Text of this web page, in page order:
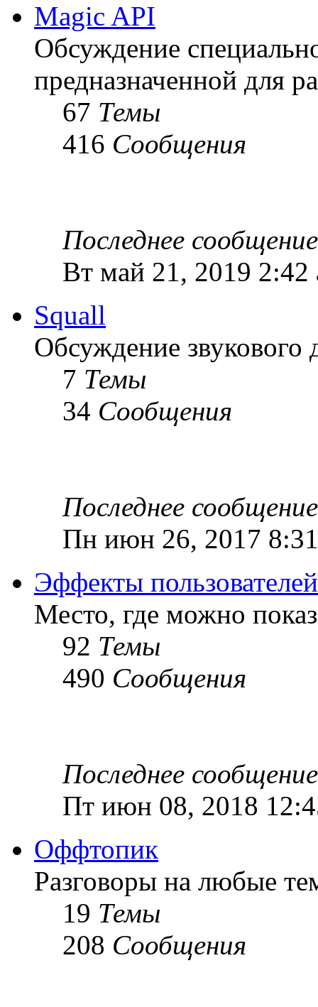
Magic API
Обсуждение
предназначенной для
67 Темы
416 Сообщения
Последнее сообщение
Вт май 21, 2019 2:42
Squall
Обсуждение звукового
7 Темы
34 Сообщения
Последнее сообщение
Пн июн 26, 2017
Эффекты пользователей
Место, где можно
92 Темы
490 Сообщения
Последнее сообщение
Пт июн 08, 2018
Оффтопик
Разговоры на любые
19 Темы
208 Сообщения